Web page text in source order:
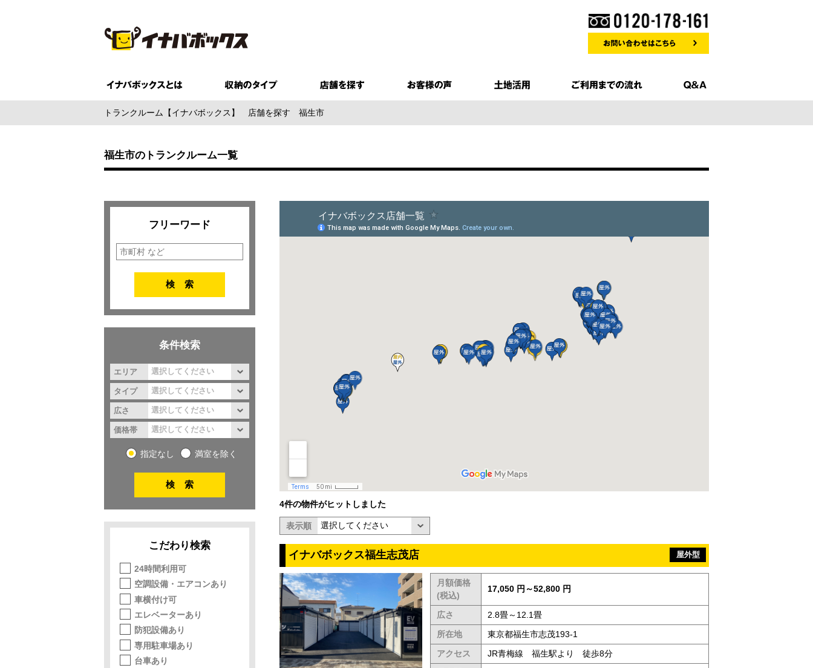
トランクルーム【イナバボックス】 店舗を探す 福生市
福生市のトランクルーム一覧
4件の物件がヒットしました
表示順
イナバボックス福生志茂店 屋外型
月額価格
(税込)
17,050 円～52,800 円
広さ
2.8畳～12.1畳
所在地
東京都福生市志茂193-1
アクセス
JR青梅線 福生駅より 徒歩8分
フリーワード
条件検索
エリア
タイプ
広さ
価格帯
指定なし 満室を除く
こだわり検索
24時間利用可
空調設備・エアコンあり
車横付け可
エレベーターあり
防犯設備あり
専用駐車場あり
台車あり